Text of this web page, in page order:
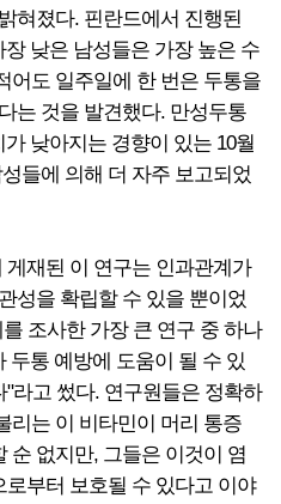
혀졌다. 핀란드에서 진행된
낮은 남성들은 가장 높은 수
어도 일주일에 한 번은 두통을
는 것을 발견했다. 만성두통
낮아지는 경향이 있는 10월
들에 의해 더 자주 보고되었
재된 이 연구는 인과관계가
성을 확립할 수 있을 뿐이었
조사한 가장 큰 연구 중 하나
두통 예방에 도움이 될 수 있
라고 썼다. 연구원들은 정확하
리는 이 비타민이 머리 통증
순 없지만, 그들은 이것이 염
부터 보호될 수 있다고 이야